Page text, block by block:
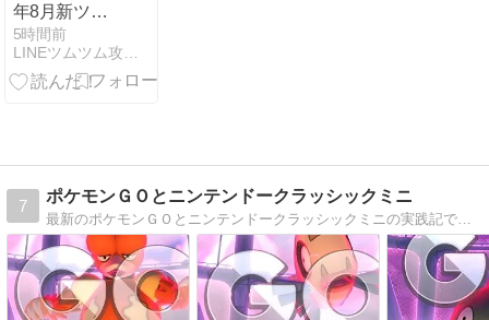
年8月新ツム
第2弾はアウ
トドアミッキ
ー、ピート！
5時間前
LINEツムツム攻略・裏ワザ徹底ガイド
7
ポケモンＧＯとニンテンドークラッシックミニ
最新のポケモンＧＯとニンテンドークラッシックミニの実践記です。